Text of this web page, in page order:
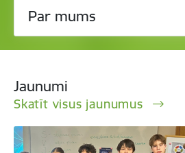
Par mums
Jaunumi
Skatīt visus jaunumus